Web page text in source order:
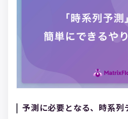
予測に必要となる、時系列